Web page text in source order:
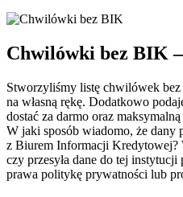
Chwilówki bez BIK
Stworzyliśmy listę chwilówek
na własną rękę. Dodatkowo
dostać za darmo oraz
W jaki sposób wiadomo, że dany
z Biurem Informacji Kredytowej?
czy przesyła dane do tej
prawa politykę prywatności lub